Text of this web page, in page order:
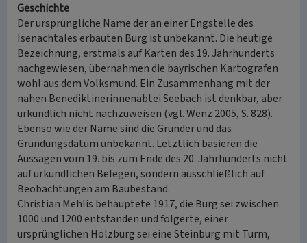
Geschichte
Der ursprüngliche Name der an einer Engstelle des
Isenachtales erbauten Burg ist unbekannt. Die heutige
Bezeichnung, erstmals auf Karten des 19. Jahrhunderts
nachgewiesen, übernahmen die bayrischen Kartografen
wohl aus dem Volksmund. Ein Zusammenhang mit der
nahen Benediktinerinnenabtei Seebach ist denkbar, aber
urkundlich nicht nachzuweisen (vgl. Wenz 2005, S. 828).
Ebenso wie der Name sind die Gründer und das
Gründungsdatum unbekannt. Letztlich basieren die
Aussagen vom 19. bis zum Ende des 20. Jahrhunderts nicht
auf urkundlichen Belegen, sondern ausschließlich auf
Beobachtungen am Baubestand.
Christian Mehlis behauptete 1917, die Burg sei zwischen
1000 und 1200 entstanden und folgerte, einer
ursprünglichen Holzburg sei eine Steinburg mit Turm,